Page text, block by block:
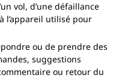
vol, d’une défaillance
l’appareil utilisé pour
ou de prendre des
suggestions
ou retour du